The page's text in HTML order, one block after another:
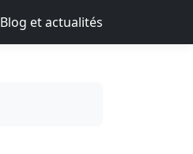
Blog et actualités